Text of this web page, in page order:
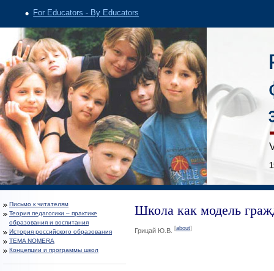
For Educators - By Educators
Письмо к читателям
Теория педагогики – практике
образования и воспитания
История российского образования
TEMA NOMERA
Концепции и программы школ
Школа как модель
Грицай Ю.В. [about]